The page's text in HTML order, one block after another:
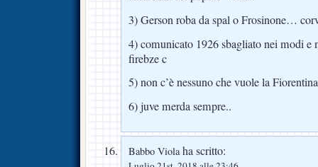
3) Gerson roba da spal o Frosinone…
4) comunicato 1926 sbagliato nei modi e
firebze c
5) non c’è nessuno che vuole la
6) juve merda sempre..
Babbo Violaha scritto: